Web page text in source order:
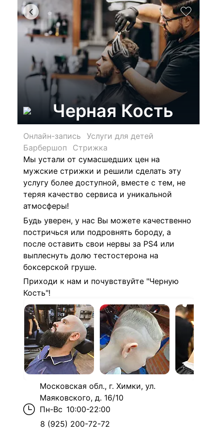
Черная Кость
Онлайн-запись
Услуги для детей
Барбершоп
Стрижка
Мы устали от сумасшедших цен на
мужские стрижки и решили сделать эту
услугу более доступной, вместе с тем, не
теряя качество сервиса и уникальной
атмосферы!
Будь уверен, у нас Вы можете качественно
постричься или подровнять бороду, а
после оставить свои нервы за PS4 или
выплеснуть долю тестостерона на
боксерской груше.
Приходи к нам и почувствуйте "Черную
Кость"!
Московская обл., г. Химки, ул.
Маяковского, д. 16/10
Пн-Вс 10:00-22:00
8 (925) 200-72-72